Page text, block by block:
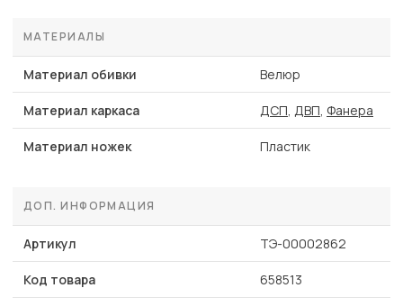
МАТЕРИАЛЫ
Материал обивки Велюр
Материал каркаса ДСП, ДВП, Фанера
Материал ножек Пластик
ДОП. ИНФОРМАЦИЯ
Артикул ТЭ-00002862
Код товара 658513